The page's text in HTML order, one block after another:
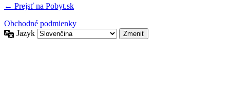
← Prejsť na Pobyt.sk
Obchodné podmienky
Jazyk